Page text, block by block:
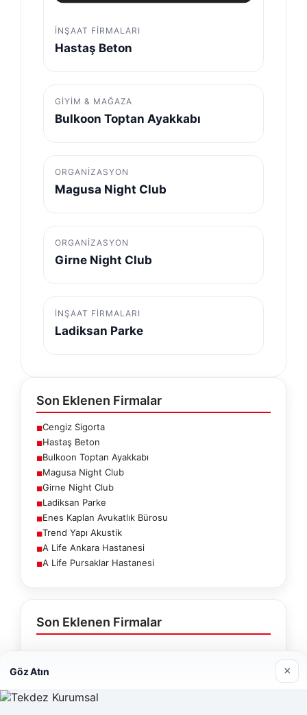
İNŞAAT FIRMALARI
Hastaş Beton
GIYIM & MAĞAZA
Bulkoon Toptan Ayakkabı
ORGANIZASYON
Magusa Night Club
ORGANIZASYON
Girne Night Club
İNŞAAT FIRMALARI
Ladiksan Parke
Son Eklenen Firmalar
■Cengiz Sigorta
■Hastaş Beton
■Bulkoon Toptan Ayakkabı
■Magusa Night Club
■Girne Night Club
■Ladiksan Parke
■Enes Kaplan Avukatlık Bürosu
■Trend Yapı Akustik
■A Life Ankara Hastanesi
■A Life Pursaklar Hastanesi
Son Eklenen Firmalar
Göz Atın ×